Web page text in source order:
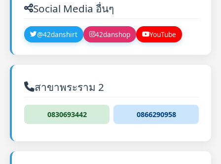
Social Media อื่นๆ
@42danshirt 42danshop YouTube
สาขาพระราม 2
0830693442 0866290958